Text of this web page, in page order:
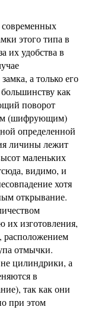
современных
этого типа в
их удобства в
а только его
как
поворот
(шифрующим)
определенной
личины лежит
маленьких
видимо, и
хотя
открывание.
их изготовления,
отмычки.
цилиндрики, а
в
так как они
при этом